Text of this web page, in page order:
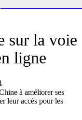
sur la voie
ligne
à améliorer ses
leur accès pour les